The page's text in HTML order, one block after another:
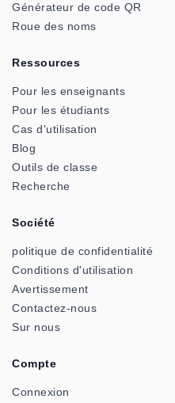
Générateur de code QR
Roue des noms
Ressources
Pour les enseignants
Pour les étudiants
Cas d'utilisation
Blog
Outils de classe
Recherche
Société
politique de confidentialité
Conditions d'utilisation
Avertissement
Contactez-nous
Sur nous
Compte
Connexion